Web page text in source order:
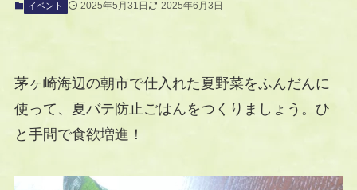
イベント 2025年5月31日 2025年6月3日
茅ヶ崎海辺の朝市で仕入れた夏野菜をふんだんに
使って、夏バテ防止ごはんをつくりましょう。ひ
と手間で食欲増進！